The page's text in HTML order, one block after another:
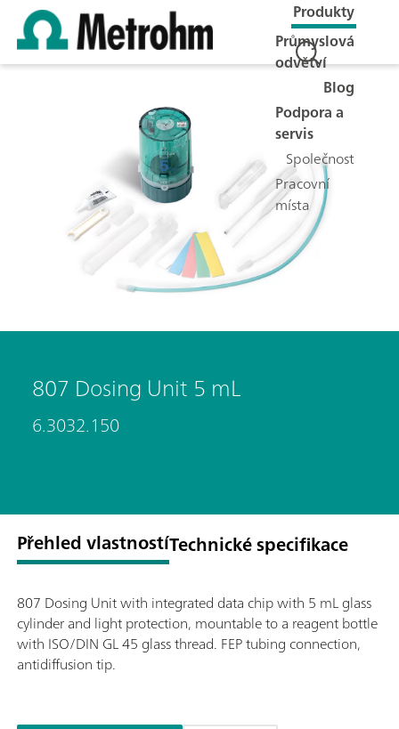
Produkty
Průmyslová
odvětví
Blog
Podpora a
servis
Společnost
Pracovní
místa
807 Dosing Unit 5 mL
6.3032.150
Přehled vlastnostíTechnické specifikace
807 Dosing Unit with integrated data chip with 5 mL glass
cylinder and light protection, mountable to a reagent bottle
with ISO/DIN GL 45 glass thread. FEP tubing connection,
antidiffusion tip.